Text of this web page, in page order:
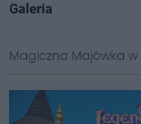
Galeria
Magiczna Majówka w